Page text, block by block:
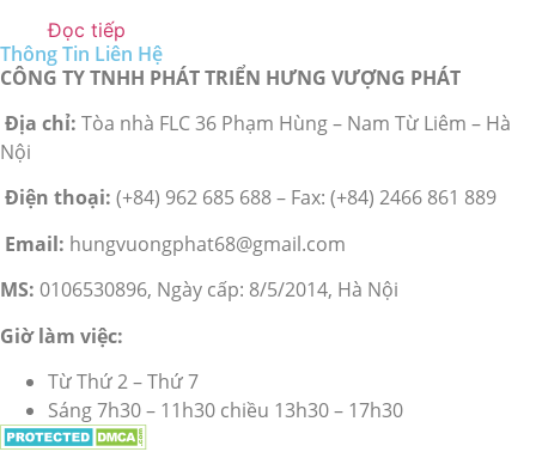
Đọc tiếp
Thông Tin Liên Hệ
CÔNG TY TNHH PHÁT TRIỂN HƯNG VƯỢNG PHÁT
Địa chỉ: Tòa nhà FLC 36 Phạm Hùng – Nam Từ Liêm – Hà
Nội
Điện thoại: (+84) 962 685 688 – Fax: (+84) 2466 861 889
Email: hungvuongphat68@gmail.com
MS: 0106530896, Ngày cấp: 8/5/2014, Hà Nội
Giờ làm việc:
Từ Thứ 2 – Thứ 7
Sáng 7h30 – 11h30 chiều 13h30 – 17h30